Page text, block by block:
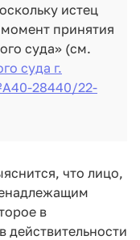
истец
принятия
суда» (см.
суда г.
28440/22-
что лицо,
в